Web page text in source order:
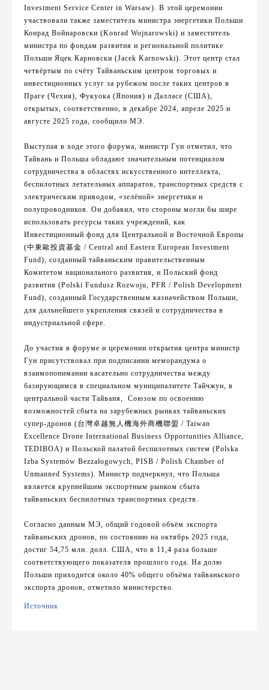
Investment Service Center in Warsaw). В этой церемонии
участвовали также заместитель министра энергетики Польши
Конрад Войнаровски (Konrad Wojnarowski) и заместитель
министра по фондам развития и региональной политике
Польши Яцек Карновски (Jacek Karnowski). Этот центр стал
четвёртым по счёту Тайваньским центром торговых и
инвестиционных услуг за рубежом после таких центров в
Праге (Чехия), Фукуока (Япония) и Далласе (США),
открытых, соответственно, в декабре 2024, апреле 2025 и
августе 2025 года, сообщило МЭ.
Выступая в ходе этого форума, министр Гун отметил, что
Тайвань и Польша обладают значительным потенциалом
сотрудничества в областях искусственного интеллекта,
беспилотных летательных аппаратов, транспортных средств с
электрическим приводом, «зелёной» энергетики и
полупроводников. Он добавил, что стороны могли бы шире
использовать ресурсы таких учреждений, как
Инвестиционный фонд для Центральной и Восточной Европы
(中東歐投資基金 / Central and Eastern European Investment
Fund), созданный тайваньским правительственным
Комитетом национального развития, и Польский фонд
развития (Polski Fundusz Rozwoju, PFR / Polish Development
Fund), созданный Государственным казначейством Польши,
для дальнейшего укрепления связей и сотрудничества в
индустриальной сфере.
До участия в форуме и церемонии открытия центра министр
Гун присутствовал при подписании меморандума о
взаимопонимании касательно сотрудничества между
базирующимся в специальном муниципалитете Тайчжун, в
центральной части Тайваня, Союзом по освоению
возможностей сбыта на зарубежных рынках тайваньских
супер-дронов (台灣卓越無人機海外商機聯盟 / Taiwan
Excellence Drone International Business Opportunities Alliance,
TEDIBOA) и Польской палатой беспилотных систем (Polska
Izba Systemów Bezzałogowych, PISB / Polish Chamber of
Unmanned Systems). Министр подчеркнул, что Польша
является крупнейшим экспортным рынком сбыта
тайваньских беспилотных транспортных средств.
Согласно данным МЭ, общий годовой объём экспорта
тайваньских дронов, по состоянию на октябрь 2025 года,
достиг 54,75 млн. долл. США, что в 11,4 раза больше
соответствующего показателя прошлого года. На долю
Польши приходится около 40% общего объёма тайваньского
экспорта дронов, отметило министерство.
Источник